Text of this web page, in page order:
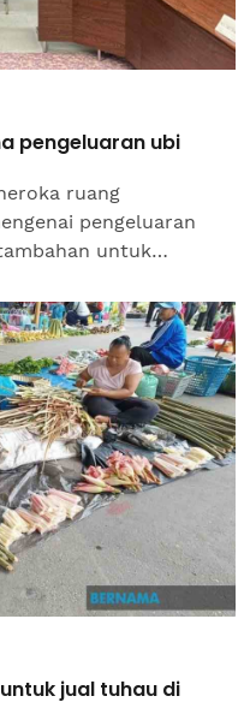
pengeluaran ubi
ruang
pengeluaran
untuk
jual tuhau di